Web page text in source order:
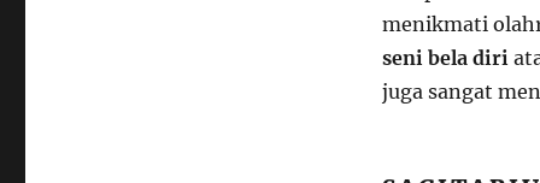
menikmati
seni bela diri
juga sangat